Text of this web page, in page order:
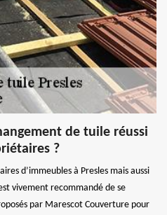
de tuile réussi
?
d’immeubles à Presles mais aussi
vivement recommandé de se
par Marescot Couverture pour